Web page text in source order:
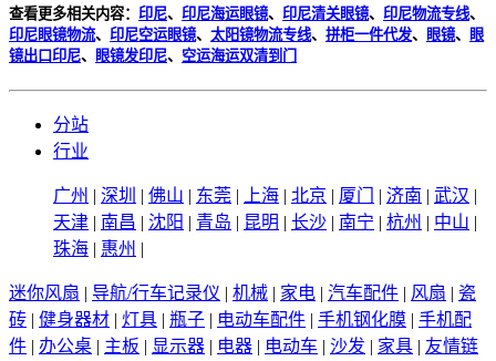
查看更多相关内容： 印尼、 印尼海运眼镜、 印尼清关眼镜、 印尼物流专线、
印尼眼镜物流、 印尼空运眼镜、 太阳镜物流专线、 拼柜一件代发、 眼镜、
眼
镜出口印尼、 眼镜发印尼、 空运海运双清到门
分站
行业
广州 | 深圳 | 佛山 | 东莞 | 上海 | 北京 | 厦门 | 济南 | 武汉 |
天津 | 南昌 | 沈阳 | 青岛 | 昆明 | 长沙 | 南宁 | 杭州 | 中山 |
珠海 | 惠州 |
迷你风扇 | 导航/行车记录仪 | 机械 | 家电 | 汽车配件 | 风扇 | 瓷
砖 | 健身器材 | 灯具 | 瓶子 | 电动车配件 | 手机钢化膜 | 手机配
件 | 办公桌 | 主板 | 显示器 | 电器 | 电动车 | 沙发 | 家具 | 友情链